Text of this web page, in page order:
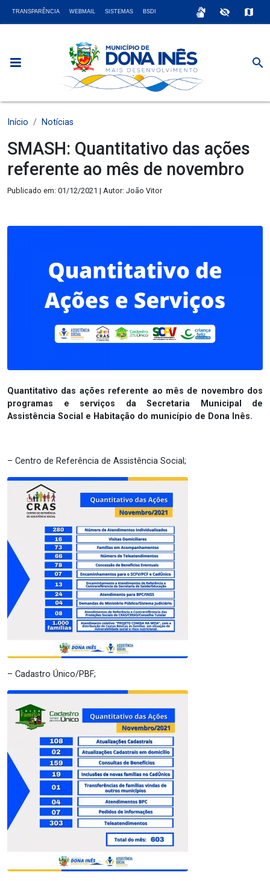
TRANSPARÊNCIA WEBMAIL SISTEMAS BSDI sign_language visibility_off map
search
Início Notícias
SMASH: Quantitativo das ações
referente ao mês de novembro
Publicado em: 01/12/2021 | Autor: João Vitor
Quantitativo das ações referente ao mês de novembro dos
programas e serviços da Secretaria Municipal de
Assistência Social e Habitação do município de Dona Inês.
– Centro de Referência de Assistência Social;
– Cadastro Único/PBF;